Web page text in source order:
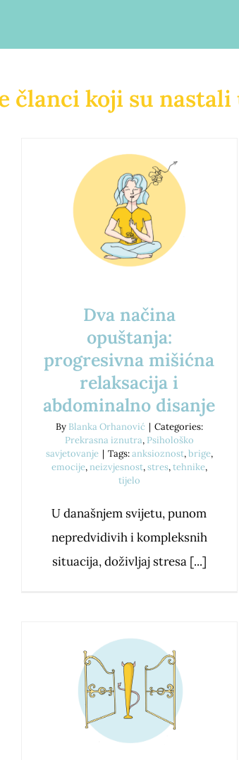
članci koji su nastali
Dva načina
opuštanja:
progresivna mišićna
relaksacija i
abdominalno disanje
By Blanka Orhanović | Categories:
Prekrasna iznutra, Psihološko
savjetovanje | Tags:anksioznost,brige,
emocije, neizvjesnost,stres,tehnike,
tijelo
U današnjem svijetu, punom
nepredvidivih i kompleksnih
situacija, doživljaj stresa [...]